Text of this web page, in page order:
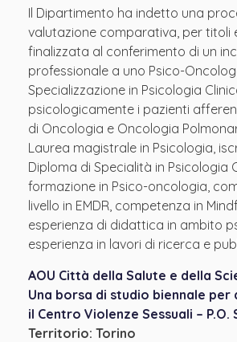
Il Dipartimento ha indetto una
valutazione comparativa, per titoli
finalizzata al conferimento di un
professionale a uno Psico-
Specializzazione in Psicologia
psicologicamente i pazienti
di Oncologia e Oncologia
Laurea magistrale in Psicologia,
Diploma di Specialità in Psicologia
formazione in Psico-oncologia,
livello in EMDR, competenza in
esperienza di didattica in ambito
esperienza in lavori di ricerca e
AOU Città della Salute e della
Una borsa di studio biennale
il Centro Violenze Sessuali – P.O.
Territorio: Torino